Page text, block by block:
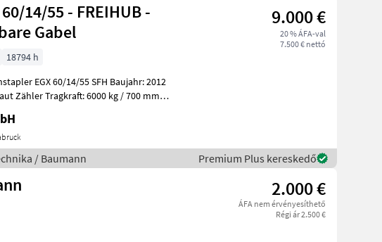
14/55 - FREIHUB -
Gabel
9.000 €
20 % ÁFA-val
7.500 € nettó
18794 h
EGX 60/14/55 SFH Baujahr: 2012
kg / 700 mm
/ Baumann Premium Plus kereskedő
2.000 €
ÁFA nem érvényesíthető
Régi ár 2.500 €